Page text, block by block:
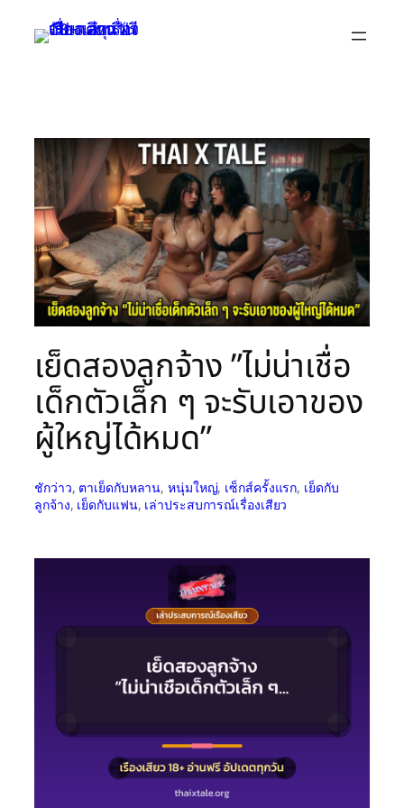
เย็ดสองลูกจ้าง ”ไม่น่าเชื่อ
เด็กตัวเล็ก ๆ จะรับเอาของ
ผู้ใหญ่ได้หมด”
ชักว่าว, ตาเย็ดกับหลาน, หนุ่มใหญ่, เซ็กส์ครั้งแรก, เย็ดกับ
ลูกจ้าง, เย็ดกับแฟน, เล่าประสบการณ์เรื่องเสียว